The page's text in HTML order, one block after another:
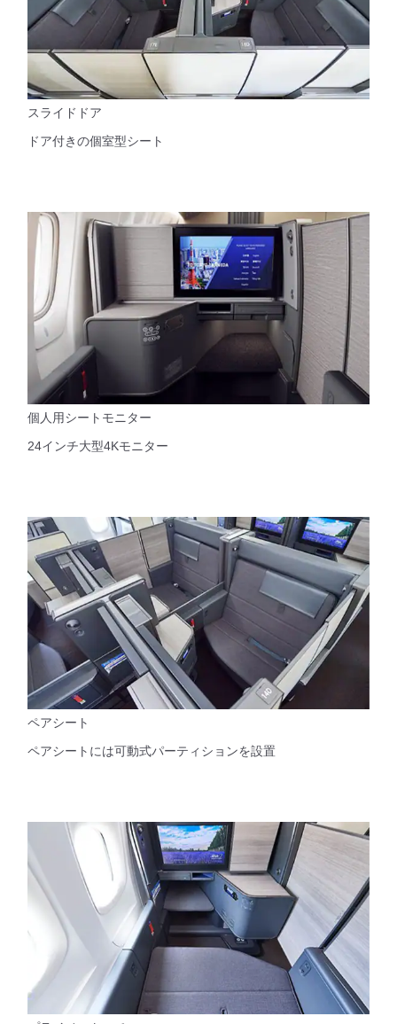
スライドドア
ドア付きの個室型シート
個人用シートモニター
24インチ大型4Kモニター
ペアシート
ペアシートには可動式パーティションを設置